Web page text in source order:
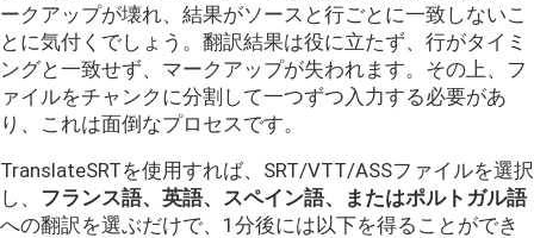
ークアップが壊れ、結果がソースと行ごとに一致しないこ
とに気付くでしょう。翻訳結果は役に立たず、行がタイミ
ングと一致せず、マークアップが失われます。その上、フ
ァイルをチャンクに分割して一つずつ入力する必要があ
り、これは面倒なプロセスです。
TranslateSRTを使用すれば、SRT/VTT/ASSファイルを選択
し、 フランス語、英語、スペイン語、またはポルトガル語
への翻訳を選ぶだけで、1分後には以下を得ることができ